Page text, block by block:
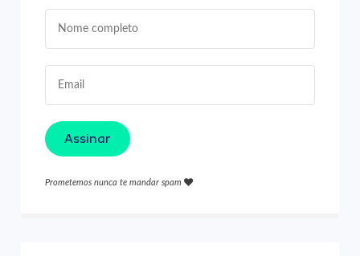
Assinar
Prometemos nunca te mandar spam